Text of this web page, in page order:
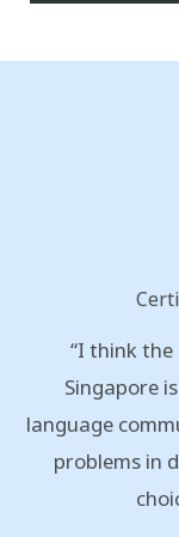
“I think
Singapore
language
problems in